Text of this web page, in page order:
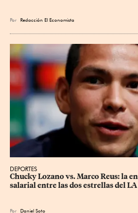
Por Redacción El Economista
DEPORTES
Chucky Lozano vs. Marco Reus: la
salarial entre las dos estrellas del
Por Daniel Soto